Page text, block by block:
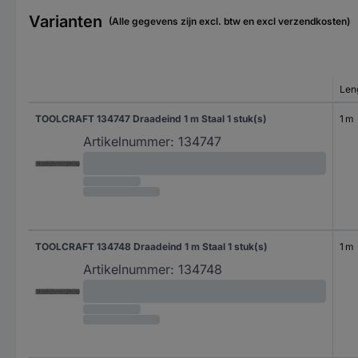
Varianten (Alle gegevens zijn excl. btw en excl verzendkosten)
TOOLCRAFT 134747 Draadeind 1 m Staal 1 stuk(s)
Artikelnummer: 134747
1 m
TOOLCRAFT 134748 Draadeind 1 m Staal 1 stuk(s)
Artikelnummer: 134748
1 m